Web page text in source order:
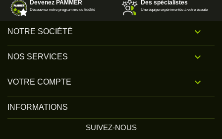
Devenez PAMMER
Découvrez notre programme de fidélité
Des spécialistes
Une équipe expérimentée à votre écoute
NOTRE SOCIÉTÉ 
NOS SERVICES 
VOTRE COMPTE 
INFORMATIONS
SUIVEZ-NOUS